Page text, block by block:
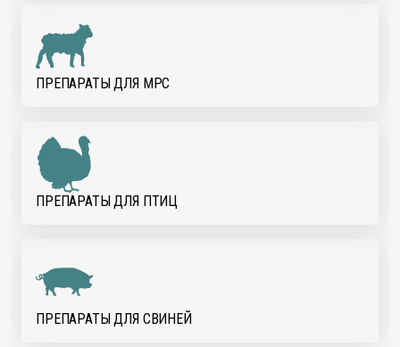
ПРЕПАРАТЫ ДЛЯ МРС
ПРЕПАРАТЫ ДЛЯ ПТИЦ
ПРЕПАРАТЫ ДЛЯ СВИНЕЙ